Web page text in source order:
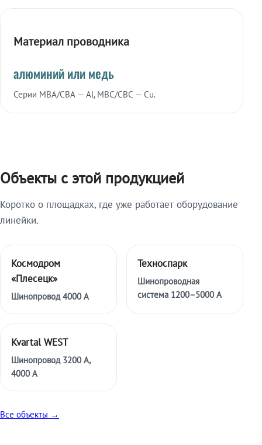
Материал проводника
алюминий или медь
Серии МВА/СВА — Al, МВС/СВС — Cu.
Объекты с этой продукцией
Коротко о площадках, где уже работает оборудование
линейки.
Космодром
«Плесецк»
Шинопровод 4000 А
Техноспарк
Шинопроводная
система 1200–5000 А
Kvartal WEST
Шинопровод 3200 А,
4000 А
Все объекты →